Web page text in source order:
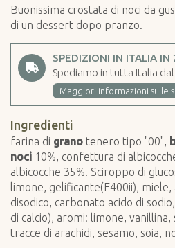
Buonissima crostata di noci da
di un dessert dopo pranzo.
SPEDIZIONI IN ITALIA IN
Spediamo in tutta Italia
Maggiori informazioni sulle
Ingredienti
farina di grano tenero tipo "00",
noci 10%, confettura di
albicocche 35%. Sciroppo di
limone, gelificante(E400ii),
disodico, carbonato acido di
di calcio), aromi: limone,
tracce di arachidi, sesamo, soia,